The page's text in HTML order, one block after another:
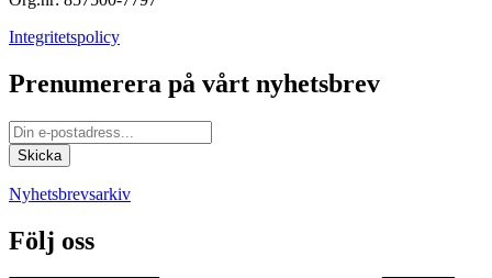
Integritetspolicy
Prenumerera på vårt nyhetsbrev
Nyhetsbrevsarkiv
Följ oss